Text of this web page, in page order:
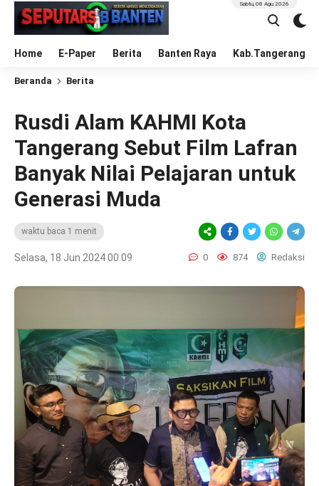
Home E-Paper Berita Banten Raya Kab.Tangerang
Sabtu, 08 Agu 2026
Beranda Berita
Rusdi Alam KAHMI Kota
Tangerang Sebut Film Lafran
Banyak Nilai Pelajaran untuk
Generasi Muda
waktu baca 1 menit
Selasa, 18 Jun 2024 00:09 0 874 Redaksi